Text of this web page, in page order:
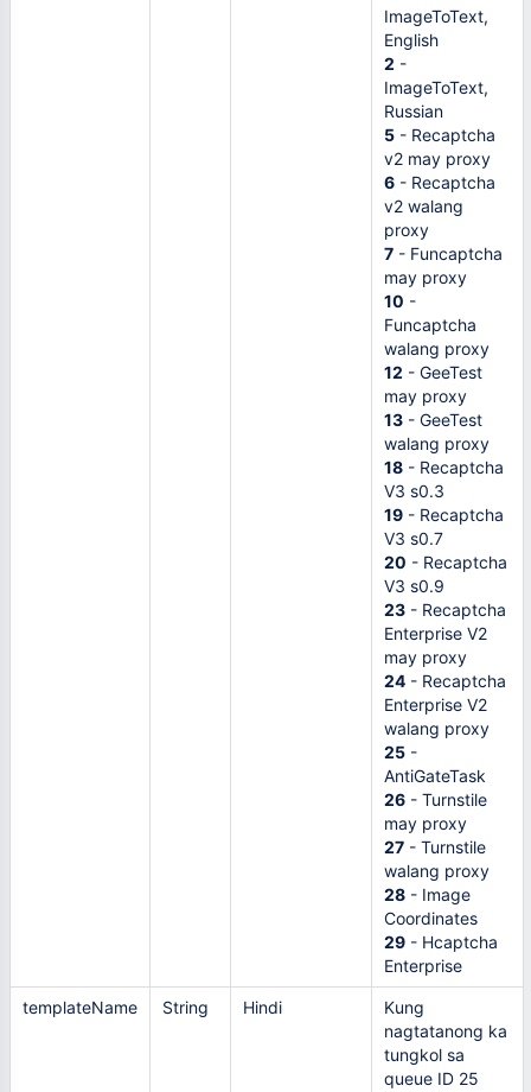
ImageToText,
English
2 -
ImageToText,
Russian
5 - Recaptcha
v2 may proxy
6 - Recaptcha
v2 walang
proxy
7 - Funcaptcha
may proxy
10 -
Funcaptcha
walang proxy
12 - GeeTest
may proxy
13 - GeeTest
walang proxy
18 - Recaptcha
V3 s0.3
19 - Recaptcha
V3 s0.7
20 - Recaptcha
V3 s0.9
23 - Recaptcha
Enterprise V2
may proxy
24 - Recaptcha
Enterprise V2
walang proxy
25 -
AntiGateTask
26 - Turnstile
may proxy
27 - Turnstile
walang proxy
28 - Image
Coordinates
29 - Hcaptcha
Enterprise
templateName String Hindi
Kung
nagtatanong ka
tungkol sa
queue ID 25